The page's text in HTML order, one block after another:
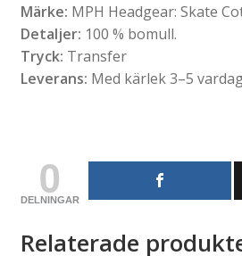
Märke: MPH Headgear: Skate
Detaljer: 100 % bomull.
Tryck: Transfer
Leverans: Med kärlek 3–5
0
DELNINGAR
Relaterade